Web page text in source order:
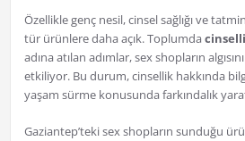
Özellikle genç nesil, cinsel sağlığı ve
tür ürünlere daha açık. Toplumda
adına atılan adımlar, sex shopların
etkiliyor. Bu durum, cinsellik hakkında
yaşam sürme konusunda farkındalık
Gaziantep’teki sex shopların sunduğu